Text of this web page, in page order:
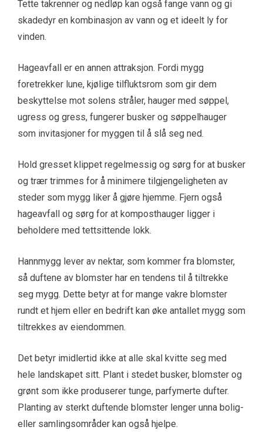
Tette takrenner og nedløp kan også fange vann og gi
skadedyr en kombinasjon av vann og et ideelt ly for
vinden.
Hageavfall er en annen attraksjon. Fordi mygg
foretrekker lune, kjølige tilfluktsrom som gir dem
beskyttelse mot solens stråler, hauger med søppel,
ugress og gress, fungerer busker og søppelhauger
som invitasjoner for myggen til å slå seg ned.
Hold gresset klippet regelmessig og sørg for at busker
og trær trimmes for å minimere tilgjengeligheten av
steder som mygg liker å gjøre hjemme. Fjern også
hageavfall og sørg for at komposthauger ligger i
beholdere med tettsittende lokk.
Hannmygg lever av nektar, som kommer fra blomster,
så duftene av blomster har en tendens til å tiltrekke
seg mygg. Dette betyr at for mange vakre blomster
rundt et hjem eller en bedrift kan øke antallet mygg som
tiltrekkes av eiendommen.
Det betyr imidlertid ikke at alle skal kvitte seg med
hele landskapet sitt. Plant i stedet busker, blomster og
grønt som ikke produserer tunge, parfymerte dufter.
Planting av sterkt duftende blomster lenger unna bolig-
eller samlingsområder kan også hjelpe.